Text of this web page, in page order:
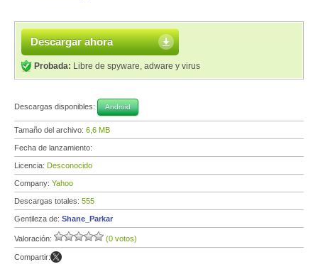
Descargar ahora
Probada: Libre de spyware, adware y virus
Descargas disponibles: Android
Tamaño del archivo: 6,6 MB
Fecha de lanzamiento:
Licencia: Desconocido
Company: Yahoo
Descargas totales: 555
Gentileza de: Shane_Parkar
Valoración: (0 votos)
Compartir: